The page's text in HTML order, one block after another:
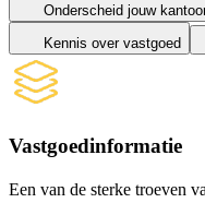
Onderscheid jouw
Kennis over vastgoed
Vastgoedinformatie
Een van de sterke troeven